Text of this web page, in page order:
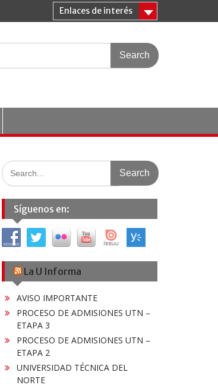
Enlaces de interés
Search
for:
Síguenos en:
La U Informa
AVISO IMPORTANTE
PROCESO DE ADMISIONES UTN –
ETAPA 3
PROCESO DE ADMISIONES UTN –
ETAPA 2
UNIVERSIDAD TÉCNICA DEL
NORTE